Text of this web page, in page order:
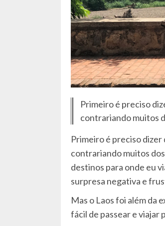
Primeiro é preciso
contrariando muitos
Primeiro é preciso
contrariando muitos
destinos para onde eu
surpresa negativa e
Mas o Laos foi além da
fácil de passear e viajar